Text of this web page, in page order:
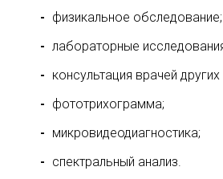
физикальное обследование;
лабораторные
консультация врачей
фототрихограмма;
микровидеодиагностика;
спектральный анализ.